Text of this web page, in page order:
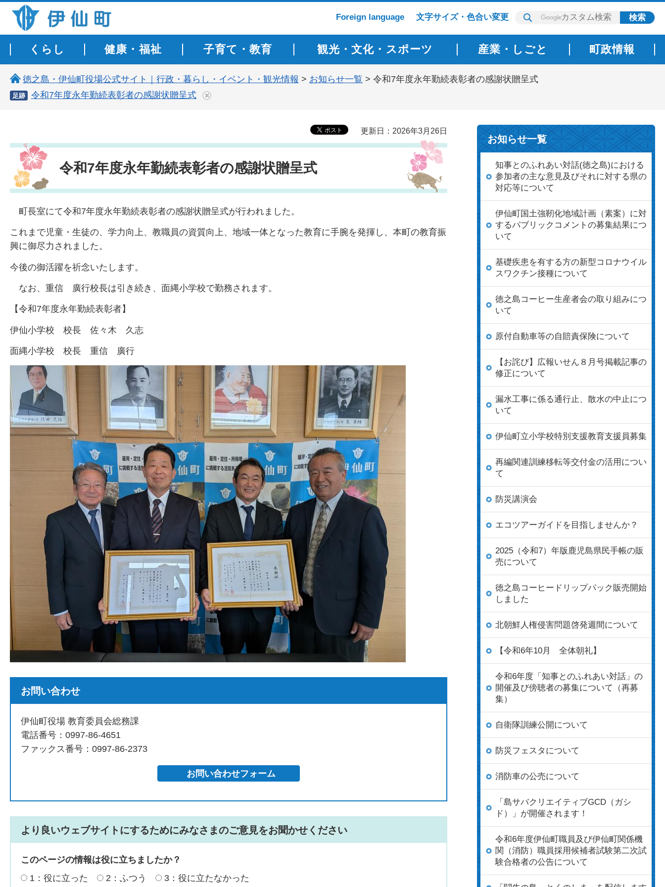
伊仙町 健康・長寿と子宝の町 Foreign language 文字サイズ・色合い変更
くらし 健康・福祉 子育て・教育 観光・文化・スポーツ 産業・しごと 町政情報
徳之島・伊仙町役場公式サイト｜行政・暮らし・イベント・観光情報 > お知らせ一覧 > 令和7年度永年勤続表彰者の感謝状贈呈式
足跡 令和7年度永年勤続表彰者の感謝状贈呈式
更新日：2026年3月26日
令和7年度永年勤続表彰者の感謝状贈呈式
町長室にて令和7年度永年勤続表彰者の感謝状贈呈式が行われました。
これまで児童・生徒の、学力向上、教職員の資質向上、地域一体となった教育に手腕を発揮し、本町の教育振
興に御尽力されました。
今後の御活躍を祈念いたします。
なお、重信 廣行校長は引き続き、面縄小学校で勤務されます。
【令和7年度永年勤続表彰者】
伊仙小学校 校長 佐 々木 久 志
面縄小学校 校長 重信 廣行
お問い合わせ
伊仙町役場 教育委員会総務課
電話番号：0997-86-4651
ファックス番号：0997-86-2373
より良いウェブサイトにするためにみなさまのご意見をお聞かせください
このページの情報は役に立ちましたか？
1：役に立った
2：ふつう
3：役に立たなかった
お知らせ一覧
知事とのふれあい対話(徳之島)における
参加者の主な意見及びそれに対する県の
対応等について
伊仙町国土強靭化地域計画（素案）に対
するパブリックコメントの募集結果につ
いて
基礎疾患を有する方の新型コロナウイル
スワクチン接種について
徳之島コーヒー生産者会の取り組みにつ
いて
原付自動車等の自賠責保険について
【お詫び】広報いせん８月号掲載記事の
修正について
漏水工事に係る通行止、散水の中止につ
いて
伊仙町立小学校特別支援教育支援員募集
再編関連訓練移転等交付金の活用につい
て
防災講演会
エコツアーガイドを目指しませんか？
2025（令和7）年版鹿児島県民手帳の販
売について
徳之島コーヒードリップパック販売開始
しました
北朝鮮人権侵害問題啓発週間について
【令和6年10月 全体朝礼】
令和6年度「知事とのふれあい対話」の
開催及び傍聴者の募集について（再募
集）
自衛隊訓練公開について
防災フェスタについて
消防車の公売について
「島サバクリエイティブGCD（ガシ
ド）」が開催されます！
令和6年度伊仙町職員及び伊仙町関係機
関（消防）職員採用候補者試験第二次試
験合格者の公告について